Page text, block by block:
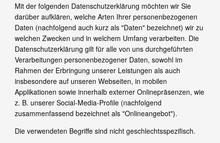
Mit der folgenden Datenschutzerklärung möchten wir Sie
darüber aufklären, welche Arten Ihrer personenbezogenen
Daten (nachfolgend auch kurz als "Daten" bezeichnet) wir zu
welchen Zwecken und in welchem Umfang verarbeiten. Die
Datenschutzerklärung gilt für alle von uns durchgeführten
Verarbeitungen personenbezogener Daten, sowohl im
Rahmen der Erbringung unserer Leistungen als auch
insbesondere auf unseren Webseiten, in mobilen
Applikationen sowie innerhalb externer Onlinepräsenzen, wie
z. B. unserer Social-Media-Profile (nachfolgend
zusammenfassend bezeichnet als "Onlineangebot").
Die verwendeten Begriffe sind nicht geschlechtsspezifisch.